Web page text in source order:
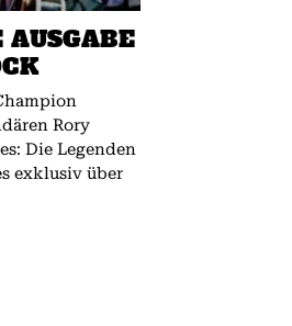
Rory
exklusiv über